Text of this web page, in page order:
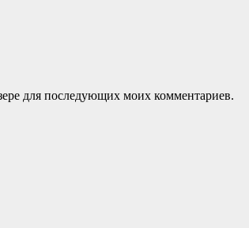
для последующих моих комментариев.